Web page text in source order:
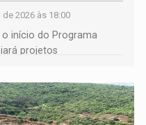
2026 às 18:00
o início do Programa
projetos
ser feita até 1º de